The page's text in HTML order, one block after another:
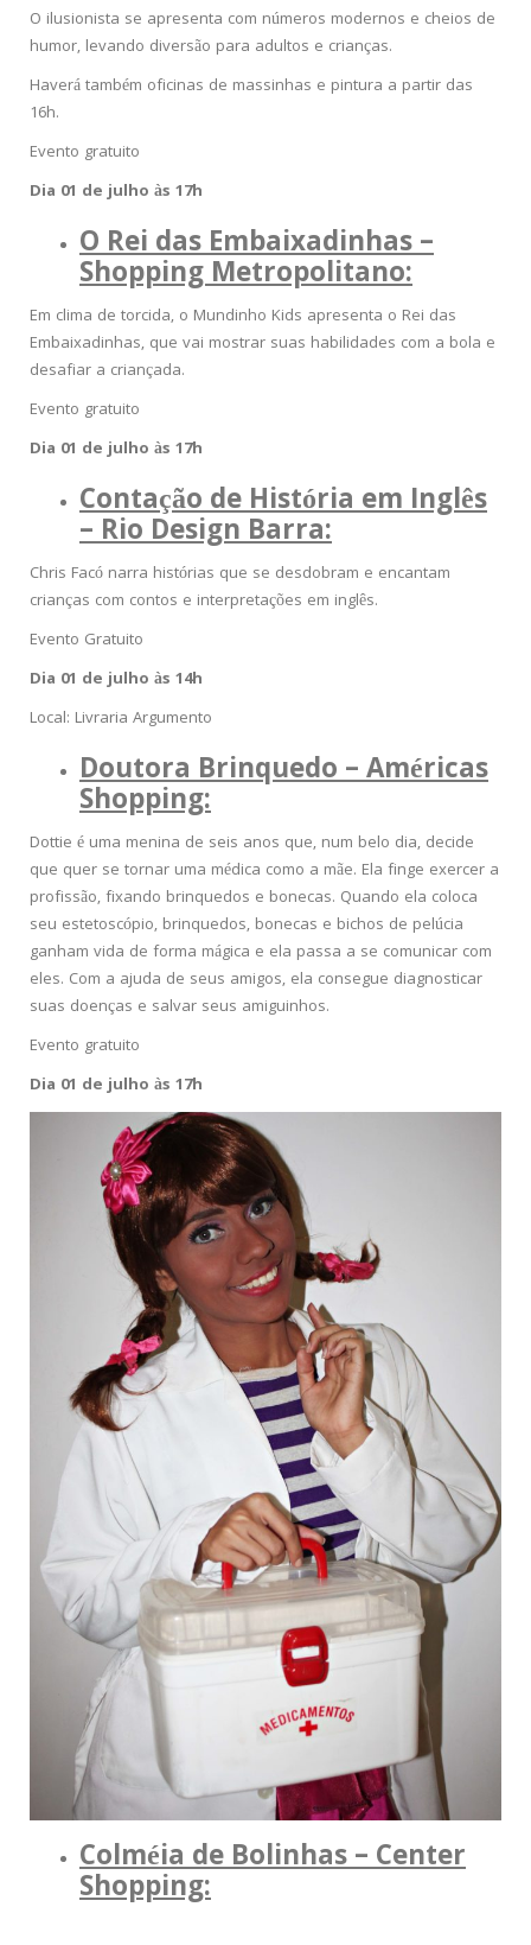
O ilusionista se apresenta com números modernos e cheios de
humor, levando diversão para adultos e crianças.
Haverá também oficinas de massinhas e pintura a partir das
16h.
Evento gratuito
Dia 01 de julho às 17h
O Rei das Embaixadinhas –
Shopping Metropolitano:
Em clima de torcida, o Mundinho Kids apresenta o Rei das
Embaixadinhas, que vai mostrar suas habilidades com a bola e
desafiar a criançada.
Evento gratuito
Dia 01 de julho às 17h
Contação de História em Inglês
– Rio Design Barra:
Chris Facó narra histórias que se desdobram e encantam
crianças com contos e interpretações em inglês.
Evento Gratuito
Dia 01 de julho às 14h
Local: Livraria Argumento
Doutora Brinquedo – Américas
Shopping:
Dottie é uma menina de seis anos que, num belo dia, decide
que quer se tornar uma médica como a mãe. Ela finge exercer a
profissão, fixando brinquedos e bonecas. Quando ela coloca
seu estetoscópio, brinquedos, bonecas e bichos de pelúcia
ganham vida de forma mágica e ela passa a se comunicar com
eles. Com a ajuda de seus amigos, ela consegue diagnosticar
suas doenças e salvar seus amiguinhos.
Evento gratuito
Dia 01 de julho às 17h
Colméia de Bolinhas – Center
Shopping: